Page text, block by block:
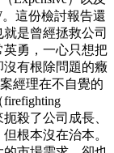
。這份檢討報告還
是曾經拯救公司
勇，一心只想把
有根除問題的癥
經理在不自覺的
殺了公司成長、
根本沒在治本。